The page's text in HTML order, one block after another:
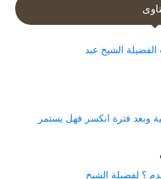
الشيخ عبد
فترة انكسر فهل يستمر
؟ لفضيلة الشيخ